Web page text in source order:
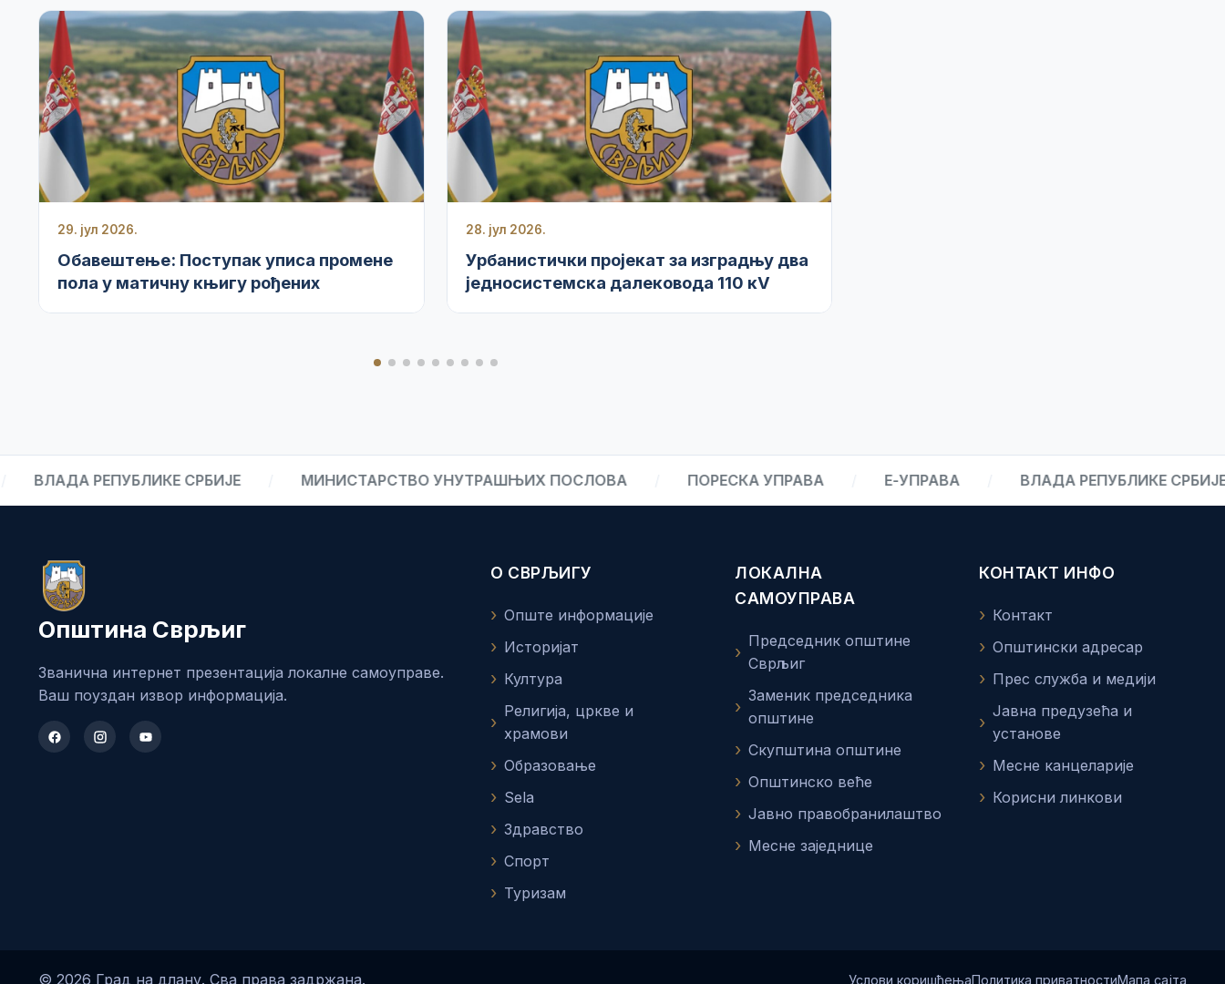
29. јул 2026.
Обавештење: Поступак уписа промене
пола у матичну књигу рођених
28. јул 2026.
Урбанистички пројекат за изградњу два
једносистемска далековода 110 кV
РЕПУБЛИКЕ СРБИЈЕ / МИНИСТАРСТВО УНУТРАШЊИХ ПОСЛОВА / ПОРЕСКА УПРАВА / Е-УПРАВА / ВЛАДА РЕПУБЛИКЕ СРБИЈЕ /
Општина Сврљиг
Званична интернет презентација локалне самоуправе.
Ваш поуздан извор информација.
О СВРЉИГУ
Опште информације
Историјат
Култура
Религија, цркве и
храмови
Образовање
Sela
Здравство
Спорт
Туризам
ЛОКАЛНА
САМОУПРАВА
Председник општине
Сврљиг
Заменик председника
општине
Скупштина општине
Општинско веће
Јавно правобранилаштво
Месне заједнице
КОНТАКТ ИНФО
Контакт
Општински адресар
Прес служба и медији
Јавна предузећа и
установе
Месне канцеларије
Корисни линкови
© 2026 Град на длану. Сва права задржана. Услови коришћењаПолитика приватностиМапа сајта